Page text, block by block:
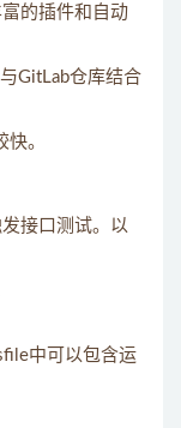
的插件和自动
GitLab仓库结合
。
接口测试。以
中可以包含运